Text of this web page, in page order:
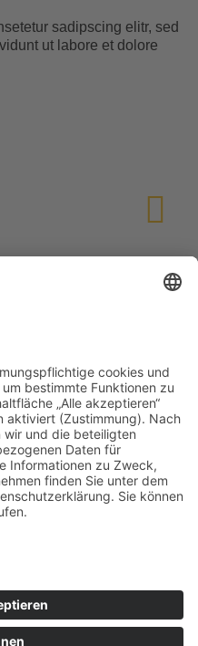
sadipscing elitr, sed
ut labore et dolore
WIR BERATEN
0
ANSCHRIFT
Steger Haustechnik GmbH
Harburger Str. 35
86655 Harburg
RECHTLICHES
IMPRESSUM